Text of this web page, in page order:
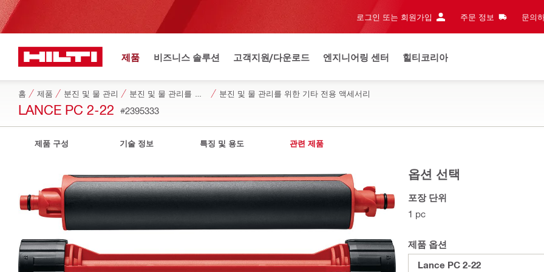
로그인 또는 회원가입 주문 정보 문의
제품 비즈니스 솔루션 고객지원/다운로드 엔지니어링 센터 힐티코리아
홈 제품 분진 및 물 관리 분진 및 물 관리를 위한 기타 전용 액세서리
LANCE PC 2-22 #2395333
제품 구성 기술 정보 특징 및 용도 관련 제품
옵션 선택
포장 단위
1 pc
제품 옵션
Lance PC 2-22